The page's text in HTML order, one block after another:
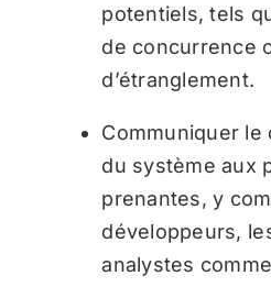
potentiels, tels
de concurrence
d’étranglement.
Communiquer
du système aux
prenantes, y
développeurs,
analystes